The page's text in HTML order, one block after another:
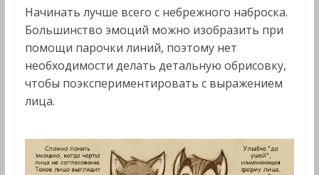
Начинать лучше всего с небрежного наброска.
Большинство эмоций можно изобразить при
помощи парочки линий, поэтому нет
необходимости делать детальную обрисовку,
чтобы поэкспериментировать с выражением
лица.